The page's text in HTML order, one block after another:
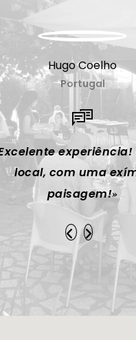
Hugo Coelho
Portugal
experiência!
local, com uma
paisagem!